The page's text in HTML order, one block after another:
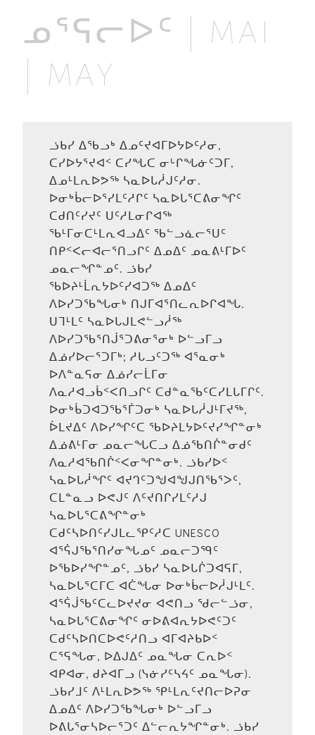
ᓄᕐᕋᓕᐅᑦ | MAI
| MAY
ᓘᑲᓯ ᐃᖃᓗᒃ ᐃᓄᑦᔪᐊᒥᐅᔭᐅᑦᓱᓂ,
ᑕᓯᐅᔭᕐᔪᐊᑉ ᑕᓯᖓᑕ ᓂᒡᒋᖓᓃᑦᑐᒥ,
ᐃᓄᒻᒪᕆᐅᕗᖅ ᓴᓇᐅᒐᓲᒍᑦᓱᓂ.
ᐅᓂᒃᑳᓕᐅᕐᓯᒪᑦᓱᒋᑦ ᓴᓇᐅᒐᕐᑕᕕᓂᖏᑦ
ᑕᑯᑎᑦᓯᔪᑦ ᑌᑦᓱᒪᓂᒋᐊᖅ
ᖃᒻᒥᓂᑕᒻᒪᕆᐊᓗᐃᑦ ᖃᓪᓗᓈᓕᕐᑌᑦ
ᑎᑭᑉᐸᓕᐊᓕᕐᑎᓗᒋᑦ ᐃᓄᐃᑦ ᓄᓇᕕᒻᒥᐅᑦ
ᓄᓇᓕᖏᓐᓄᑦ. ᓘᑲᓯ
ᖃᐅᔨᒻᒫᕆᔭᐅᑦᓯᐊᑐᖅ ᐃᓄᐃᑦ
ᐱᐅᓯᑐᖃᖓᓂᒃ ᑎᒍᒥᐊᕐᑎᓚᕆᐅᒋᐊᖓ.
ᑌᒣᒻᒪᑦ ᓴᓇᐅᒐᒍᒪᕙᓪᓗᓲᖅ
ᐱᐅᓯᑐᖃᕐᑎᒎᕐᑐᕕᓂᕐᓂᒃ ᐅᓪᓗᒥᓗ
ᐃᓅᓯᐅᓕᕐᑐᒥᒃ; ᓱᒐᓗᑦᑐᖅ ᐊᕐᓇᓂᒃ
ᐅᐱᓐᓇᕋᓂ ᐃᓅᓯᓕᒫᒥᓂ
ᐱᓇᓱᐊᓗᑳᑉᐸᑎᓗᒋᑦ ᑕᑯᓐᓇᖃᑦᑕᓯᒪᒐᒥᒋᑦ.
ᐅᓂᒃᑳᑐᐊᑐᖃᕐᒦᑐᓂᒃ ᓴᓇᐅᒐᓲᒍᒻᒥᔪᖅ,
ᐆᒪᔪᐃᑦ ᐱᐅᓯᖏᑦᑕ ᖃᐅᔨᒪᔭᐅᑦᔪᓯᖏᓐᓂᒃ
ᐃᓅᕕᒻᒥᓂ ᓄᓇᓕᖓᑕᓗ ᐃᓅᖃᑎᒌᓐᓂᑯᑦ
ᐱᓇᓱᐊᖃᑎᒌᑉᐸᓂᖏᓐᓂᒃ. ᓘᑲᓯᐅᑉ
ᓴᓇᐅᒐᓲᖏᑦ ᐊᔪᒉᑦᑐᖑᐊᖑᒍᑎᖃᕐᐳᑦ,
ᑕᒪᓐᓇᓗ ᐅᕙᒍᑦ ᐱᑦᔪᑎᒋᓯᒪᑦᓱᒍ
ᓴᓇᐅᒐᕐᑕᕕᖏᓐᓂᒃ
ᑕᑯᑦᓴᐅᑎᑦᓯᒍᒪᓚᕿᑦᓱᑕ UNESCO
ᐊᕐᕌᒍᖃᕐᑎᓯᓂᖓᓄᑦ ᓄᓇᓕᑐᙯᑦ
ᐅᖃᐅᓯᖏᓐᓄᑦ, ᓘᑲᓯ ᓴᓇᐅᒐᒌᑐᐊᕋᒥ,
ᓴᓇᐅᒐᕐᑕᒥᑕ ᐊᑖᖓᓂ ᐅᓂᒃᑳᓕᐅᓲᒍᒻᒪᑦ.
ᐊᕐᕌᒎᖃᑦᑕᓚᐅᔪᔪᓂ ᐊᕙᑎᓗ ᖁᓕᓪᓘᓂ,
ᓴᓇᐅᒐᕐᑕᕕᓂᖏᑦ ᓂᐅᕕᐊᕆᔭᐅᕙᑦᑐᑦ
ᑕᑯᑦᓴᐅᑎᑕᐅᕙᑦᓱᑎᓗ ᐊᒥᐊᔨᑲᐅᑉ
ᑕᕐᕋᖓᓂ, ᐅᐃᒍᐃᑦ ᓄᓇᖓᓂ ᑕᕆᐅᑉ
ᐊᑭᐊᓂ, ᑯᔨᐊᒥᓗ (ᓭᓃᓯᑦᓴᔦᑦ ᓄᓇᖓᓂ).
ᓘᑲᓯᒧᑦ ᐱᒻᒪᕆᐅᕗᖅ ᕿᒻᒪᕆᑦᔪᑎᓕᐅᕈᓂ
ᐃᓄᐃᑦ ᐱᐅᓯᑐᖃᖓᓂᒃ ᐅᓪᓗᒥᓗ
ᐅᕕᒐᕐᓂᓴᐅᓕᕐᑐᑦ ᐃᓪᓕᕆᔭᖏᓐᓂᒃ. ᓘᑲᓯ